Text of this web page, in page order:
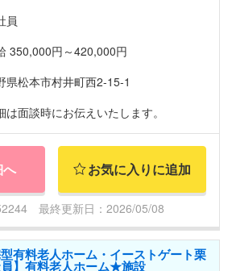
員
350,000円～420,000円
県松本市村井町西2-15-1
は面談時にお伝えいたします。
へ お気に入りに追加
最終更新日：2026/05/08
有料老人ホーム・イーストゲート栗
】有料老人ホーム★施設